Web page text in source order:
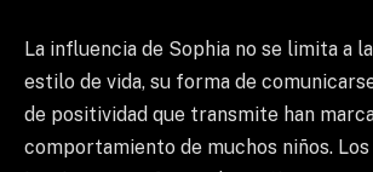
La influencia de Sophia no se limita a
estilo de vida, su forma de
de positividad que transmite han
comportamiento de muchos niños. Los